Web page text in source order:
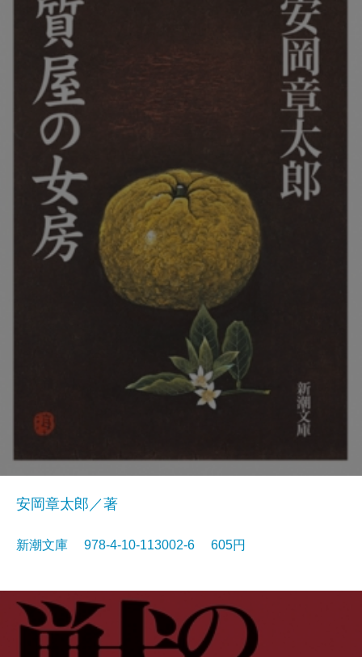
安岡章太郎／著
新潮文庫 978-4-10-113002-6 605円